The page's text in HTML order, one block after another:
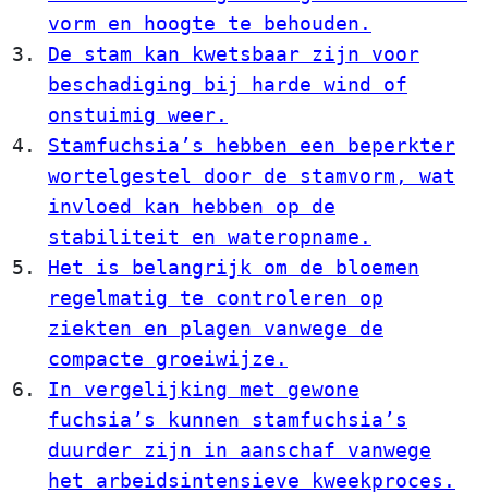
vorm en hoogte te behouden.
De stam kan kwetsbaar zijn voor
beschadiging bij harde wind of
onstuimig weer.
Stamfuchsia’s hebben een beperkter
wortelgestel door de stamvorm, wat
invloed kan hebben op de
stabiliteit en wateropname.
Het is belangrijk om de bloemen
regelmatig te controleren op
ziekten en plagen vanwege de
compacte groeiwijze.
In vergelijking met gewone
fuchsia’s kunnen stamfuchsia’s
duurder zijn in aanschaf vanwege
het arbeidsintensieve kweekproces.